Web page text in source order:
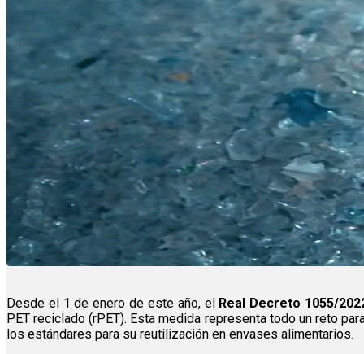
Desde el 1 de enero de este año, el Real Decreto 1055/
PET reciclado (rPET). Esta medida representa todo un reto
los estándares para su reutilización en envases alimentarios.